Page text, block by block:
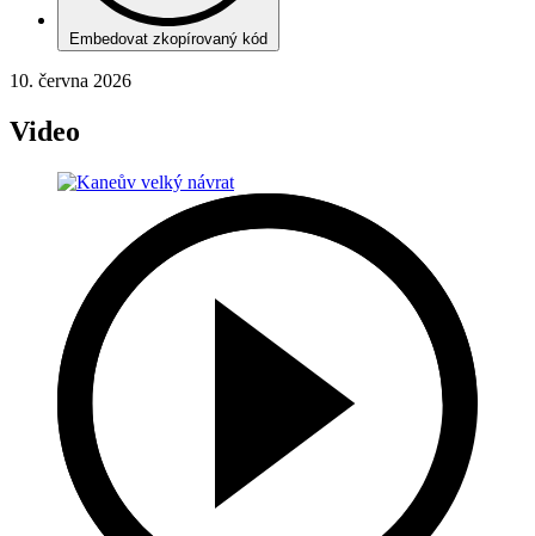
Embedovat zkopírovaný kód
10. června 2026
Video